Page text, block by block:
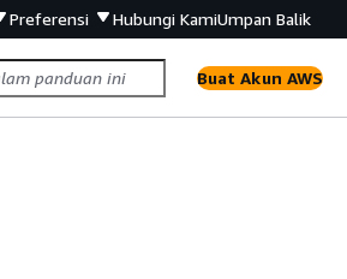
Preferensi Hubungi KamiUmpan Balik
Buat Akun AWS